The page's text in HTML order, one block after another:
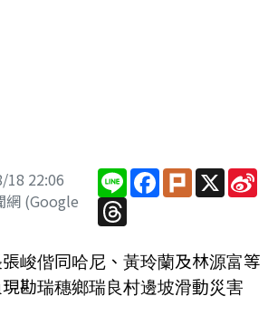
18 22:06
網 (Google
LineFacebook
PlurkX
Threads
峻偕同哈尼、黃玲蘭及林源富等
勘瑞穗鄉瑞良村邊坡滑動災害